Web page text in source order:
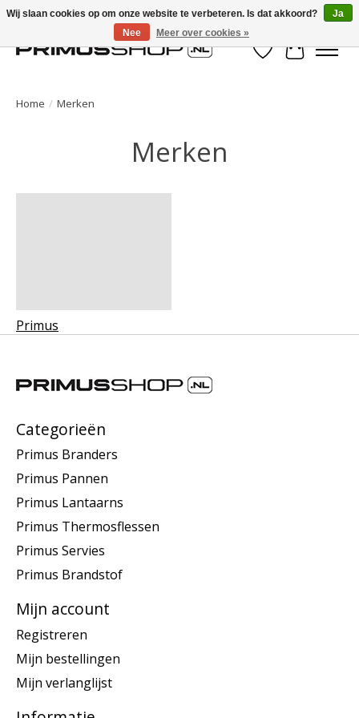
Verlanglijst
Home / Merken
Merken
Primus
Categorieën
Primus Branders
Primus Pannen
Primus Lantaarns
Primus Thermosflessen
Primus Servies
Primus Brandstof
Mijn account
Registreren
Mijn bestellingen
Mijn verlanglijst
Wij slaan cookies op om onze website te verbeteren. Is dat akkoord?
Ja
Nee
Meer over cookies »